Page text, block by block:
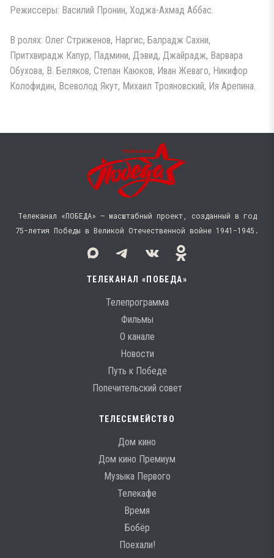
Режиссеры: Василий Пронин, Ходжа-Ахмад Аббас.
В ролях: Олег Стриженов, Наргис, Балрадж Сахни,
Притхвирадж Капур, Падмини, Дэвид, Джайрадж, Варвара
Обухова, В. Беляков, Степан Каюков, Иван Жеваго, Никифор
Колофидин, Всеволод Якут, Михаил Трояновский, Ия Арепина.
Телеканал «ПОБЕДА» — масштабный проект, созданный в год
75-летия Победы в Великой Отечественной войне 1941−1945.
ТЕЛЕКАНАЛ «ПОБЕДА»
Телепрограмма
Фильмы
О канале
Новости
Путь к Победе
Попечительский совет
ТЕЛЕСЕМЕЙСТВО
Дом кино
Дом кино Премиум
Музыка Первого
Телекафе
Время
Бобёр
Поехали!